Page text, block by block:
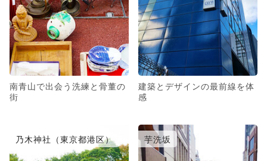
南青山で出会う洗練と骨董の
街
建築とデザインの最前線を体
感
乃木神社（東京都港区） 芋洗坂